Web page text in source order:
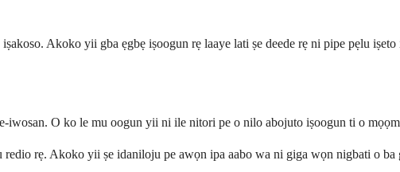
Akoko yii gba ẹgbẹ iṣoogun rẹ laaye lati ṣe deede rẹ ni pipe pẹlu iṣeto
O ko le mu oogun yii ni ile nitori pe o nilo abojuto iṣoogun ti o
rẹ. Akoko yii ṣe idaniloju pe awọn ipa aabo wa ni giga wọn nigbati o ba